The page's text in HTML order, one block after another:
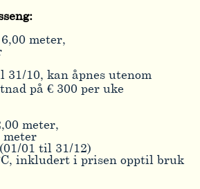
meter,
10, kan åpnes utenom
på € 300 per uke
meter,
meter
01 til 31/12)
inkludert i prisen opptil bruk